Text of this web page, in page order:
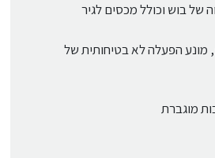
של בוש וכולל מכסים לגיר
מונע הפעלה לא בטיחותית של
מוגברת